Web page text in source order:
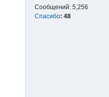
Сообщений: 5,256
Спасибо: 48